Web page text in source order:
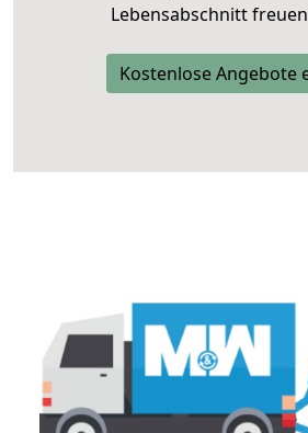
Lebensabschnitt
Kostenlose Angebote